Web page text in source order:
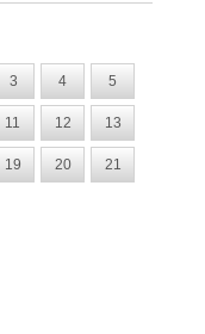
3 4 5
11 12 13
19 20 21